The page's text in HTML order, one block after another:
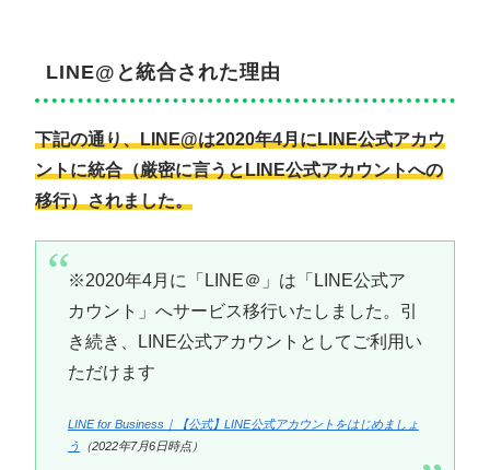
LINE@と統合された理由
下記の通り、LINE@は2020年4月にLINE公式アカウ
ントに統合（厳密に言うとLINE公式アカウントへの
移行）されました。
※2020年4月に「LINE＠」は「LINE公式ア
カウント」へサービス移行いたしました。引
き続き、LINE公式アカウントとしてご利用い
ただけます
LINE for Business｜【公式】LINE公式アカウントをはじめましょ
う
（2022年7月6日時点）